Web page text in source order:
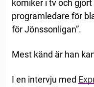
komiker i tv och
programledare för
för Jönssonligan”.
Mest känd är han
I en intervju med